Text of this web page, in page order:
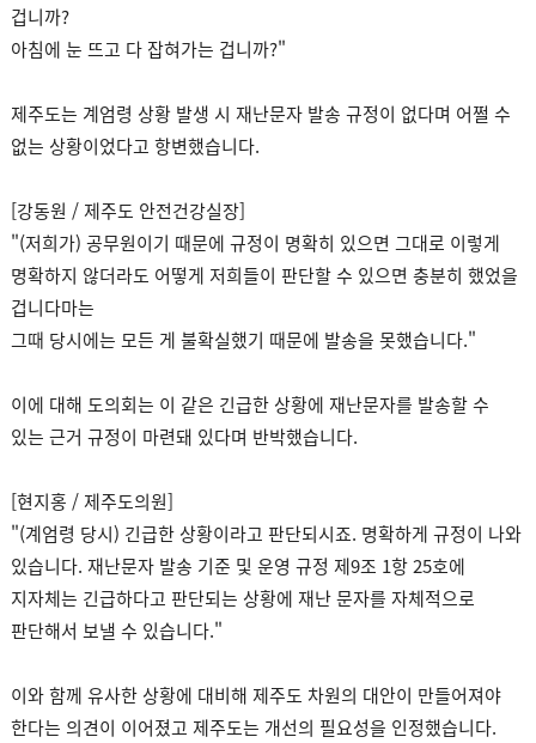
겁니까?
아침에 눈 뜨고 다 잡혀가는 겁니까?"
제주도는 계엄령 상황 발생 시 재난문자 발송 규정이 없다며 어쩔 수
없는 상황이었다고 항변했습니다.
[강동원 / 제주도 안전건강실장]
"(저희가) 공무원이기 때문에 규정이 명확히 있으면 그대로 이렇게
명확하지 않더라도 어떻게 저희들이 판단할 수 있으면 충분히 했었을
겁니다마는
그때 당시에는 모든 게 불확실했기 때문에 발송을 못했습니다."
이에 대해 도의회는 이 같은 긴급한 상황에 재난문자를 발송할 수
있는 근거 규정이 마련돼 있다며 반박했습니다.
[현지홍 / 제주도의원]
"(계엄령 당시) 긴급한 상황이라고 판단되시죠. 명확하게 규정이 나와
있습니다. 재난문자 발송 기준 및 운영 규정 제9조 1항 25호에
지자체는 긴급하다고 판단되는 상황에 재난 문자를 자체적으로
판단해서 보낼 수 있습니다."
이와 함께 유사한 상황에 대비해 제주도 차원의 대안이 만들어져야
한다는 의견이 이어졌고 제주도는 개선의 필요성을 인정했습니다.